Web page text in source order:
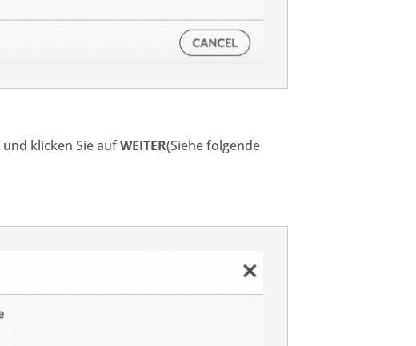
und klicken Sie aufWEITER(Siehe folgende